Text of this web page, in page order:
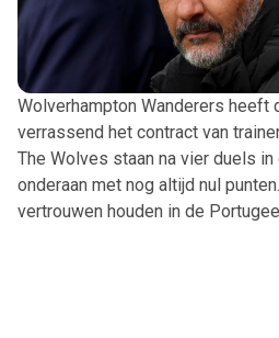
Wolverhampton Wanderers heeft
verrassend het contract van
The Wolves staan na vier duels
onderaan met nog altijd nul
vertrouwen houden in de